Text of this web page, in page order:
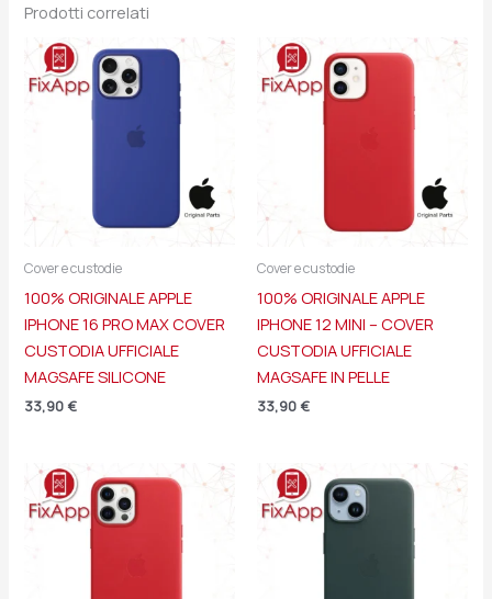
Prodotti correlati
Cover e custodie
100% ORIGINALE APPLE
IPHONE 16 PRO MAX COVER
CUSTODIA UFFICIALE
MAGSAFE SILICONE
33,90 €
Cover e custodie
100% ORIGINALE APPLE
IPHONE 12 MINI – COVER
CUSTODIA UFFICIALE
MAGSAFE IN PELLE
33,90 €